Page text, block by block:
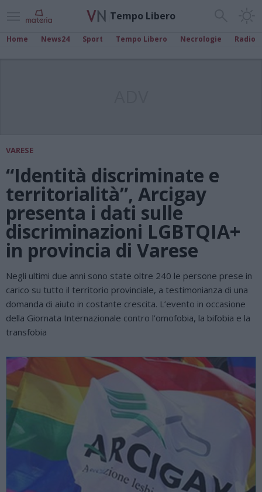
Tempo Libero
Home News24 Sport Tempo Libero Necrologie Radio
VARESE
“Identità discriminate e
territorialità”, Arcigay
presenta i dati sulle
discriminazioni LGBTQIA+
in provincia di Varese
Negli ultimi due anni sono state oltre 240 le persone prese in
carico su tutto il territorio provinciale, a testimonianza di una
domanda di aiuto in costante crescita. L’evento in occasione
della Giornata Internazionale contro l’omofobia, la bifobia e la
transfobia